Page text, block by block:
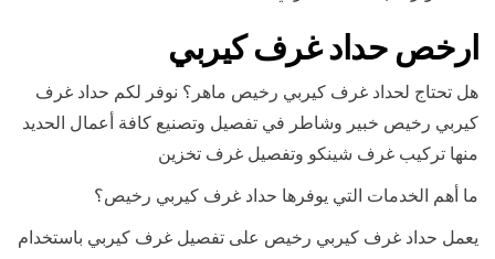
ارخص حداد غرف كيربي
هل تحتاج لحداد غرف كيربي رخيص ماهر؟ نوفر لكم حداد غرف
كيربي رخيص خبير وشاطر في تفصيل وتصنيع كافة أعمال الحديد
منها تركيب غرف شينكو وتفصيل غرف تخزين
ما أهم الخدمات التي يوفرها حداد غرف كيربي رخيص؟
يعمل حداد غرف كيربي رخيص على تفصيل غرف كيربي باستخدام